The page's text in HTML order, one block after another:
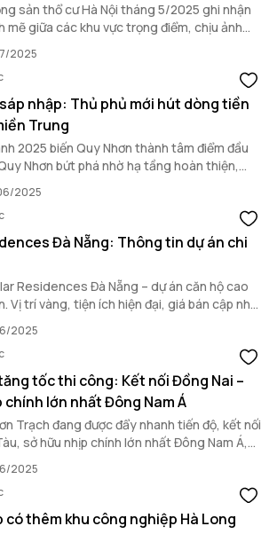
sản thổ cư Hà Nội tháng 5/2025 ghi nhận
mẽ giữa các khu vực trọng điểm, chịu ảnh
giá cả và nguồn cung.
2025
nhập: Thủ phủ mới hút dòng tiền
Trung
2025 biến Quy Nhơn thành tâm điểm đầu
Nhơn bứt phá nhờ hạ tầng hoàn thiện,
dòng tiền miền Trung.
2025
Đà Nẵng: Thông tin dự án chi
Residences Đà Nẵng – dự án căn hộ cao
Vị trí vàng, tiện ích hiện đại, giá bán cập nhật
sinh lời cao.
2025
tốc thi công: Kết nối Đồng Nai –
chính lớn nhất Đông Nam Á
Trạch đang được đẩy nhanh tiến độ, kết nối
sở hữu nhịp chính lớn nhất Đông Nam Á,
đến logistics khu vực.
2025
có thêm khu công nghiệp Hà Long